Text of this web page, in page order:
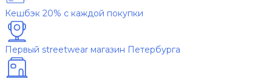
Кешбэк 20% с каждой покупки
Первый streetwear магазин Петербурга